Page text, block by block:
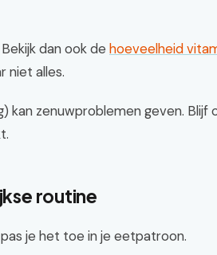
dan ook de hoeveelheid
niet alles.
kan zenuwproblemen geven. Blijf
routine
je het toe in je eetpatroon.